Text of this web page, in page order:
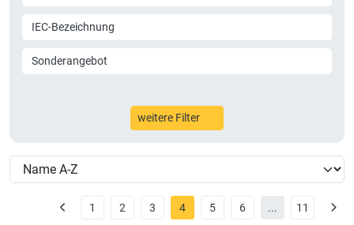
IEC-Bezeichnung
Sonderangebot
weitere Filter
1 2 3 4 5 6 ... 11